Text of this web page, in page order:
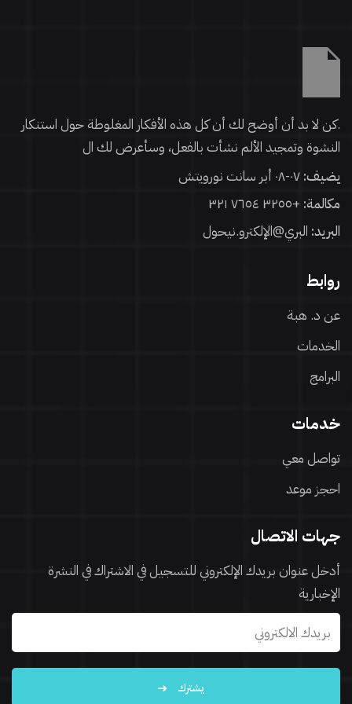
.كن لا بد أن أوضح لك أن كل هذه الأفكار المغلوطة حول استنكار
النشوة وتمجيد الألم نشأت بالفعل، وسأعرض لك ال
يضيف:
مكالمة: +٣٢٥٥ ٧٦٥٤ ٣٢١
البريد: البري@الإلكترو.نيحول
روابط
عن د. هبة
الخدمات
البرامج
خدمات
تواصل معي
احجز موعد
جهات الاتصال
أدخل عنوان بريدك الإلكتروني للتسجيل في الاشتراك في النشرة
الإخبارية
يشترك
Remember me